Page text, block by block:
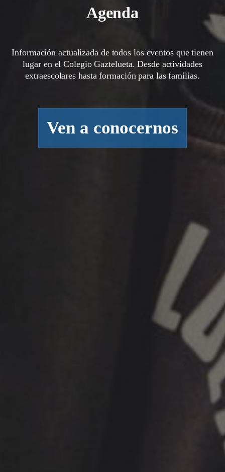
Agenda
Información actualizada de todos los eventos que tienen
lugar en el Colegio Gaztelueta. Desde actividades
extraescolares hasta formación para las familias.
Ven a conocernos